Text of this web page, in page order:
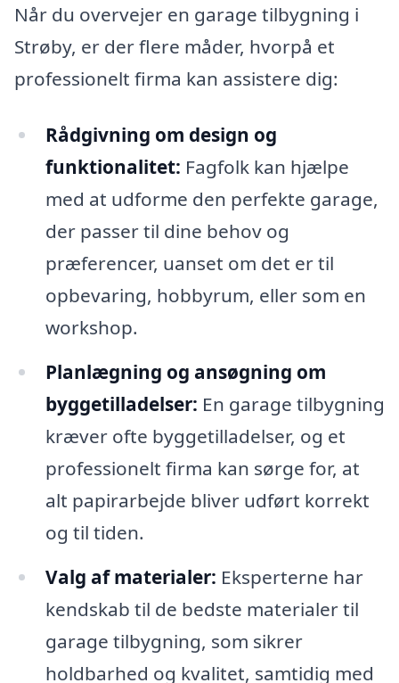
Når du overvejer en garage tilbygning i
Strøby, er der flere måder, hvorpå et
professionelt firma kan assistere dig:
Rådgivning om design og
funktionalitet: Fagfolk kan hjælpe
med at udforme den perfekte garage,
der passer til dine behov og
præferencer, uanset om det er til
opbevaring, hobbyrum, eller som en
workshop.
Planlægning og ansøgning om
byggetilladelser: En garage tilbygning
kræver ofte byggetilladelser, og et
professionelt firma kan sørge for, at
alt papirarbejde bliver udført korrekt
og til tiden.
Valg af materialer: Eksperterne har
kendskab til de bedste materialer til
garage tilbygning, som sikrer
holdbarhed og kvalitet, samtidig med